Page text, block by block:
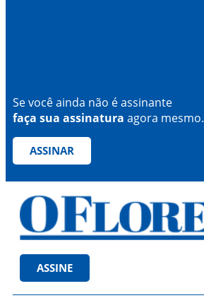
Se você ainda não é assinante
faça sua assinatura agora mesmo.
ASSINAR
ASSINE